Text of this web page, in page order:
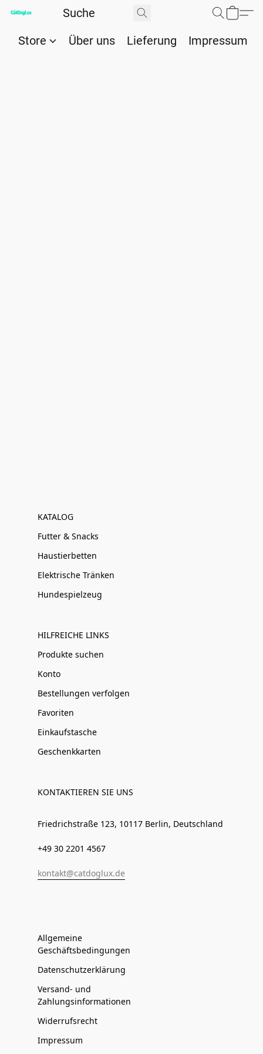
Store Über uns Lieferung Impressum
KATALOG
Futter & Snacks
Haustierbetten
Elektrische Tränken
Hundespielzeug
HILFREICHE LINKS
Produkte suchen
Konto
Bestellungen verfolgen
Favoriten
Einkaufstasche
Geschenkkarten
KONTAKTIEREN SIE UNS
Friedrichstraße 123, 10117 Berlin, Deutschland
+49 30 2201 4567
kontakt@catdoglux.de
Allgemeine
Geschäftsbedingungen
Datenschutzerklärung
Versand- und
Zahlungsinformationen
Widerrufsrecht
Impressum